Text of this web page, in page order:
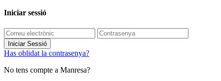
Iniciar sessió
Iniciar Sessió
Has oblidat la contrasenya?
No tens compte a Manresa?